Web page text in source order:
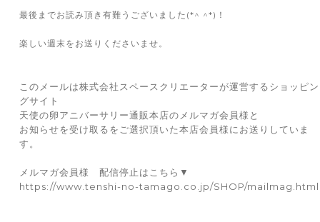
最後までお読み頂き有難うございました(*^ ^*)！
楽しい週末をお送りくださいませ。
このメールは株式会社スペースクリエーターが運営するショッピン
グサイト
天使の卵アニバーサリー通販本店のメルマガ会員様と
お知らせを受け取るをご選択頂いた本店会員様にお送りしていま
す。
メルマガ会員様 配信停止はこちら▼
https://www.tenshi-no-tamago.co.jp/SHOP/mailmag.html